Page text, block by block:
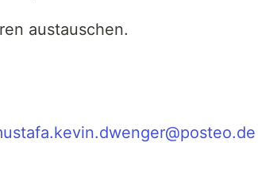
austauschen.